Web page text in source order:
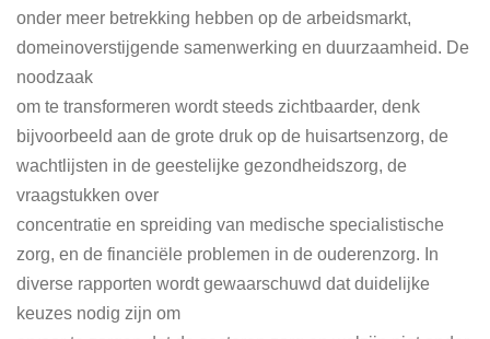
onder meer betrekking hebben op de arbeidsmarkt,
domeinoverstijgende samenwerking en duurzaamheid. De
noodzaak
om te transformeren wordt steeds zichtbaarder, denk
bijvoorbeeld aan de grote druk op de huisartsenzorg, de
wachtlijsten in de geestelijke gezondheidszorg, de
vraagstukken over
concentratie en spreiding van medische specialistische
zorg, en de financiële problemen in de ouderenzorg. In
diverse rapporten wordt gewaarschuwd dat duidelijke
keuzes nodig zijn om